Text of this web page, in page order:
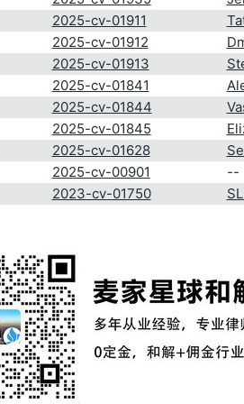
2025-cv-01911
2025-cv-01912
2025-cv-01913
2025-cv-01841
2025-cv-01844
2025-cv-01845
2025-cv-01628
2025-cv-00901
--
2023-cv-01750